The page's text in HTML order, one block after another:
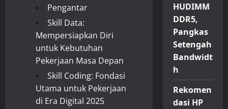
Pengantar
Skill Data:
Mempersiapkan Diri
untuk Kebutuhan
Pekerjaan Masa Depan
Skill Coding: Fondasi
Utama untuk Pekerjaan
di Era Digital 2025
HUDIMM
DDR5,
Pangkas
Setengah
Bandwidt
h
Rekomen
dasi HP